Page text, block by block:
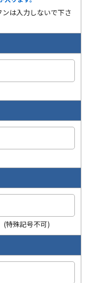
は入力しないで下さ
特殊記号不可)